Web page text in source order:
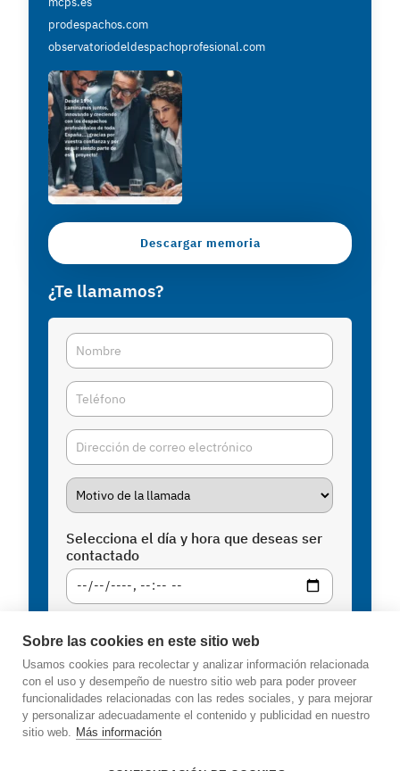
prodespachos.com
observatoriodeldespachoprofesional.com
Descargar memoria
¿Te llamamos?
Selecciona el día y hora que deseas ser
contactado
Enviar
info@amadoconsultores.com
93 319 58 20
Sobre las cookies en este sitio web
Usamos cookies para recolectar y analizar información relacionada
con el uso y desempeño de nuestro sitio web para poder proveer
funcionalidades relacionadas con las redes sociales, y para mejorar
y personalizar adecuadamente el contenido y publicidad en nuestro
sitio web. Más información